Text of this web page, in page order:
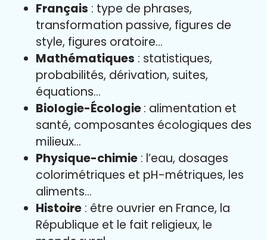
Français : type de phrases,
transformation passive, figures de
style, figures oratoire…
Mathématiques : statistiques,
probabilités, dérivation, suites,
équations…
Biologie-Écologie: alimentation et
santé, composantes écologiques des
milieux…
Physique-chimie : l’eau, dosages
colorimétriques et pH-métriques, les
aliments…
Histoire : être ouvrier en France, la
République et le fait religieux, le